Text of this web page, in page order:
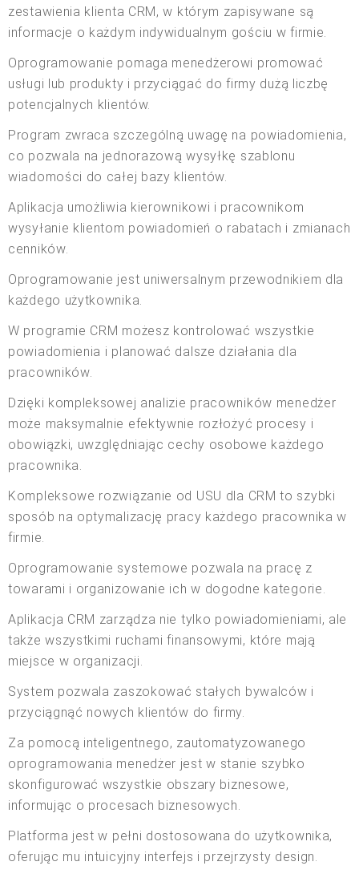
zestawienia klienta CRM, w którym zapisywane są
informacje o każdym indywidualnym gościu w firmie.
Oprogramowanie pomaga menedżerowi promować
usługi lub produkty i przyciągać do firmy dużą liczbę
potencjalnych klientów.
Program zwraca szczególną uwagę na powiadomienia,
co pozwala na jednorazową wysyłkę szablonu
wiadomości do całej bazy klientów.
Aplikacja umożliwia kierownikowi i pracownikom
wysyłanie klientom powiadomień o rabatach i zmianach
cenników.
Oprogramowanie jest uniwersalnym przewodnikiem dla
każdego użytkownika.
W programie CRM możesz kontrolować wszystkie
powiadomienia i planować dalsze działania dla
pracowników.
Dzięki kompleksowej analizie pracowników menedżer
może maksymalnie efektywnie rozłożyć procesy i
obowiązki, uwzględniając cechy osobowe każdego
pracownika.
Kompleksowe rozwiązanie od USU dla CRM to szybki
sposób na optymalizację pracy każdego pracownika w
firmie.
Oprogramowanie systemowe pozwala na pracę z
towarami i organizowanie ich w dogodne kategorie.
Aplikacja CRM zarządza nie tylko powiadomieniami, ale
także wszystkimi ruchami finansowymi, które mają
miejsce w organizacji.
System pozwala zaszokować stałych bywalców i
przyciągnąć nowych klientów do firmy.
Za pomocą inteligentnego, zautomatyzowanego
oprogramowania menedżer jest w stanie szybko
skonfigurować wszystkie obszary biznesowe,
informując o procesach biznesowych.
Platforma jest w pełni dostosowana do użytkownika,
oferując mu intuicyjny interfejs i przejrzysty design.